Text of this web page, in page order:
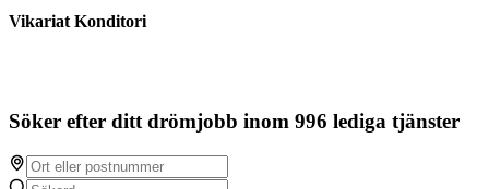
Vikariat Konditori
Söker efter ditt drömjobb inom 996 lediga tjänster